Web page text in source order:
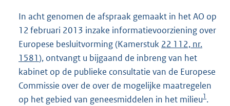
In acht genomen de afspraak gemaakt in het AO op
12 februari 2013 inzake informatievoorziening over
Europese besluitvorming (Kamerstuk 22 112, nr.
1581), ontvangt u bijgaand de inbreng van het
kabinet op de publieke consultatie van de Europese
Commissie over de over de mogelijke maatregelen
op het gebied van geneesmiddelen in het milieu1.